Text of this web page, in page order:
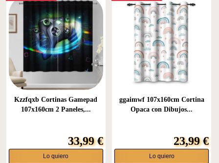
Kzzfqxb Cortinas Gamepad
107x160cm 2 Paneles,...
33,99 €
Lo quiero
ggaimwf 107x160cm Cortina
Opaca con Dibujos...
23,99 €
Lo quiero